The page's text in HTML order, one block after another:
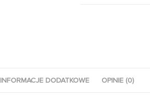
INFORMACJE DODATKOWE OPINIE (0)